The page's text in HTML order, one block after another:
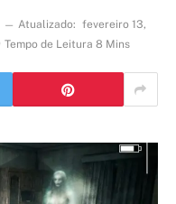
Atualizado: fevereiro 13,
Tempo de Leitura 8 Mins